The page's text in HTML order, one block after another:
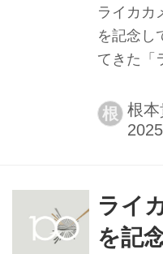
ライカカ
を記念し
てきた「
が東京・
で始まっ
根 根本
ライ
を記